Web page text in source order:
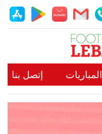
المباريات إتصل بنا